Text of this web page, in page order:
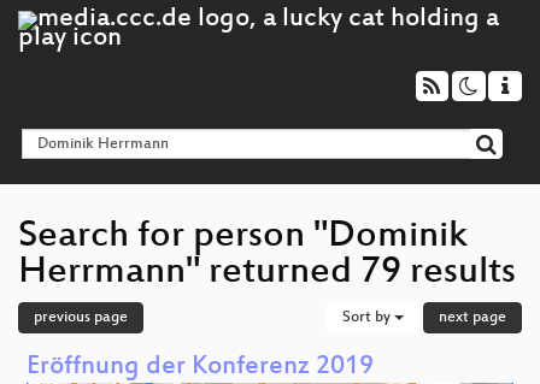
Search for person "Dominik
Herrmann" returned 79 results
previous page Sort by next page
Eröffnung der Konferenz 2019